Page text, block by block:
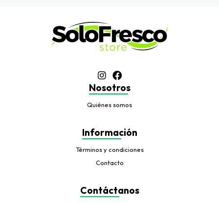
Nosotros
Quiénes somos
Información
Términos y condiciones
Contacto
Contáctanos